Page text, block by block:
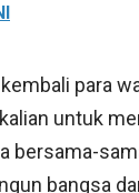
para
untuk
bersama-
bangsa